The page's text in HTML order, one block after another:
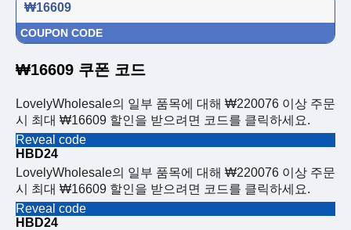
₩16609
COUPON CODE
₩16609 쿠폰 코드
LovelyWholesale의 일부 품목에 대해 ₩220076 이상 주문
시 최대 ₩16609 할인을 받으려면 코드를 클릭하세요.
Reveal code
HBD24
LovelyWholesale의 일부 품목에 대해 ₩220076 이상 주문
시 최대 ₩16609 할인을 받으려면 코드를 클릭하세요.
Reveal code
HBD24